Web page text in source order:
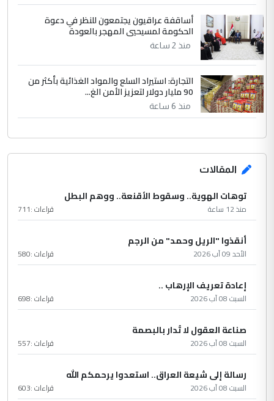
أساقفة عراقيون يجتمعون للنظر في دعوة
الحكومة لمسيحيي المهجر بالعودة
منذ 2 ساعة
التجارة: استيراد السلع والمواد الغذائية بأكثر من
90 مليار دولار لتعزيز الأمن الغ...
منذ 6 ساعة
المقالات
توهات الهوية.. وسقوط الأقنعة.. ووهم البطل
منذ 12 ساعة قراءات :711
أنقذوا "الريل وحمد" من الرجم
الأحد 09 آب 2026 قراءات :580
إعادة تعريف الإرهاب ..
السبت 08 آب 2026 قراءات :698
صناعة العقول لا تُدار بالبصمة
السبت 08 آب 2026 قراءات :557
رسالة إلى شيعة العراق.. استعدوا يرحمكم الله
السبت 08 آب 2026 قراءات :603